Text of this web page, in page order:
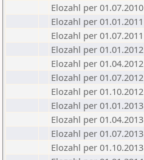
Elozahl per 01.07.2010
Elozahl per 01.01.2011
Elozahl per 01.07.2011
Elozahl per 01.01.2012
Elozahl per 01.04.2012
Elozahl per 01.07.2012
Elozahl per 01.10.2012
Elozahl per 01.01.2013
Elozahl per 01.04.2013
Elozahl per 01.07.2013
Elozahl per 01.10.2013